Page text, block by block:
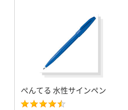
ぺんてる 水性サインペン